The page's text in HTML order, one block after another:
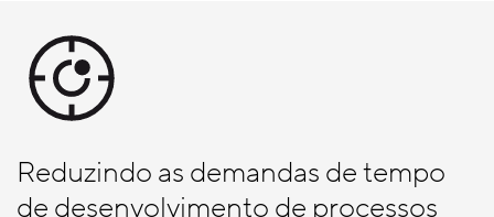
Reduzindo as demandas de tempo
de desenvolvimento de processos